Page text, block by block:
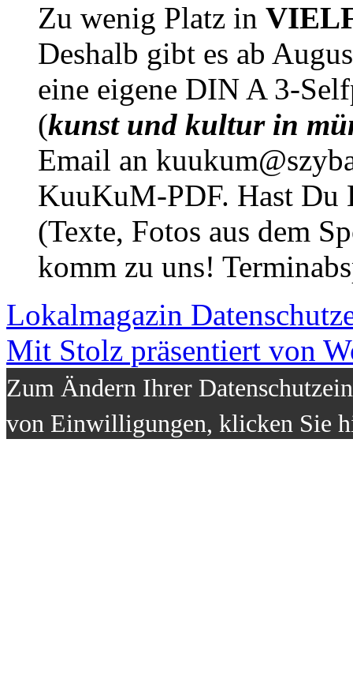
Zu wenig Platz in
Deshalb gibt es ab
eine eigene DIN A 3-
(kunst und kultur in
Email an
KuuKuM-PDF. Hast Du
(Texte, Fotos aus dem
komm zu uns!
Lokalmagazin
Mit Stolz präsentiert von
Zum Ändern Ihrer
von Einwilligungen, klicken Sie